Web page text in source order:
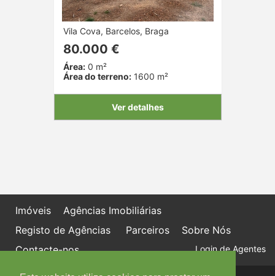
Vila Cova, Barcelos, Braga
80.000 €
Área:0 m²
Área do terreno:1600 m²
Ver detalhes
Imóveis
Agências Imobiliárias
Registo de Agências
Parceiros
Sobre Nós
Contacte-nos
Login de Agentes